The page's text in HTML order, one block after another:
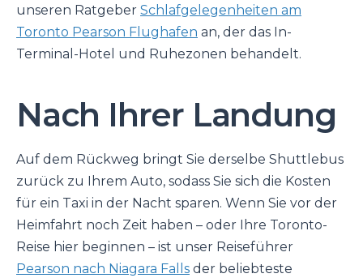
unseren Ratgeber Schlafgelegenheiten am
Toronto Pearson Flughafen an, der das In-
Terminal-Hotel und Ruhezonen behandelt.
Nach Ihrer Landung
Auf dem Rückweg bringt Sie derselbe Shuttlebus
zurück zu Ihrem Auto, sodass Sie sich die Kosten
für ein Taxi in der Nacht sparen. Wenn Sie vor der
Heimfahrt noch Zeit haben – oder Ihre Toronto-
Reise hier beginnen – ist unser Reiseführer
Pearson nach Niagara Falls der beliebteste